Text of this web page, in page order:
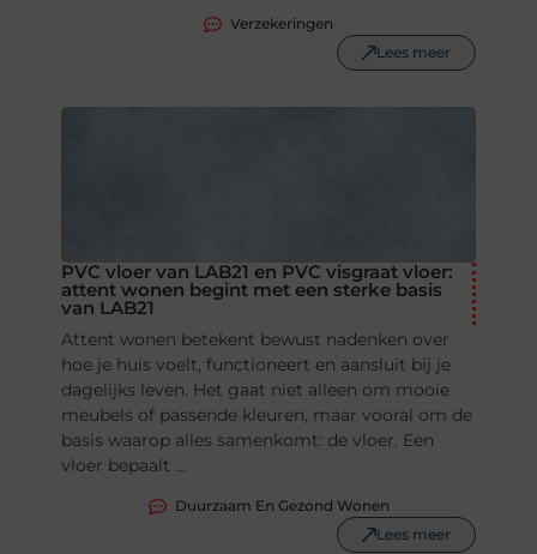
Verzekeringen
Lees meer
PVC vloer van LAB21 en PVC visgraat vloer:
attent wonen begint met een sterke basis
van LAB21
Attent wonen betekent bewust nadenken over
hoe je huis voelt, functioneert en aansluit bij je
dagelijks leven. Het gaat niet alleen om mooie
meubels of passende kleuren, maar vooral om de
basis waarop alles samenkomt: de vloer. Een
vloer bepaalt ...
Duurzaam En Gezond Wonen
Lees meer